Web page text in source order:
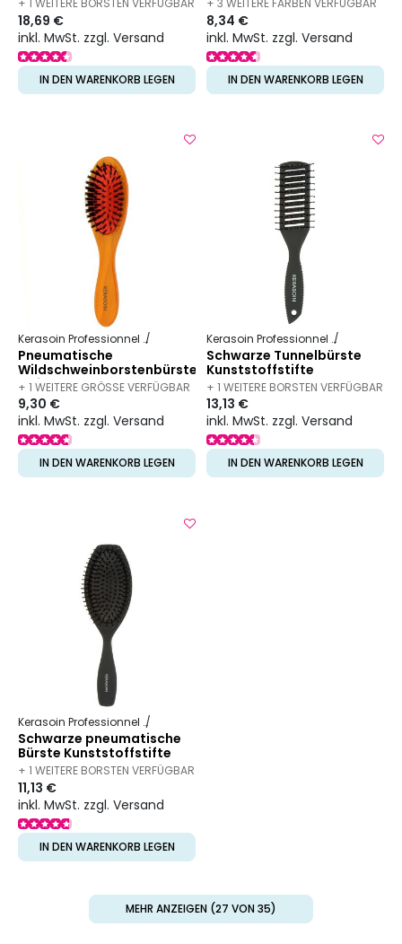
+ 1 WEITERE BORSTEN VERFÜGBAR
18,69 €
inkl. MwSt. zzgl. Versand
IN DEN WARENKORB LEGEN
+ 3 WEITERE FARBEN VERFÜGBAR
8,34 €
inkl. MwSt. zzgl. Versand
IN DEN WARENKORB LEGEN
Kerasoin Professionnel Friseurbedarf Entwirrbürste
Pneumatische
Wildschweinborstenbürste
kleines Modell
+ 1 WEITERE GRÖSSE VERFÜGBAR
9,30 €
inkl. MwSt. zzgl. Versand
IN DEN WARENKORB LEGEN
Kerasoin Professionnel
Schwarze Tunnelbürste
Kunststoffstifte
+ 1 WEITERE BORSTEN VERFÜGBAR
13,13 €
inkl. MwSt. zzgl. Versand
IN DEN WARENKORB LEGEN
Kerasoin Professionnel
Schwarze pneumatische
Bürste Kunststoffstifte
+ 1 WEITERE BORSTEN VERFÜGBAR
11,13 €
inkl. MwSt. zzgl. Versand
IN DEN WARENKORB LEGEN
MEHR ANZEIGEN (27 VON 35)